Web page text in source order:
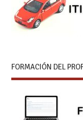
FORMACIÓN DEL